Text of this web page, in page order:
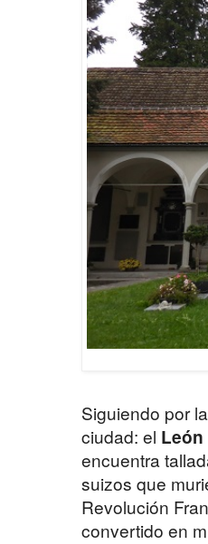
Siguiendo por
ciudad: el
encuentra
suizos que
Revolución
convertido en